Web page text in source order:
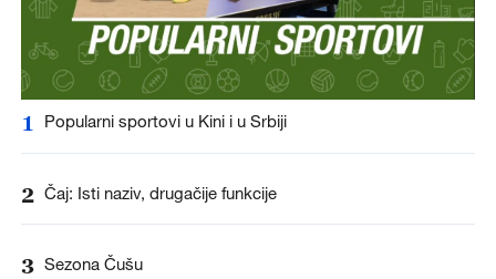
1 Popularni sportovi u Kini i u Srbiji
2 Čaj: Isti naziv, drugačije funkcije
3 Sezona Čušu